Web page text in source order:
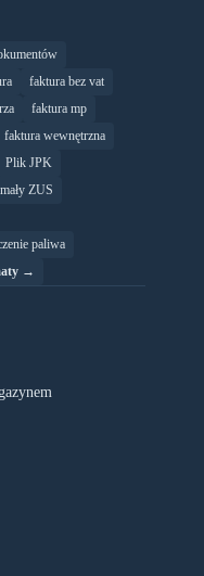
faktura bez vat
faktura mp
faktura wewnętrzna
Plik JPK
mały ZUS
paliwa
→